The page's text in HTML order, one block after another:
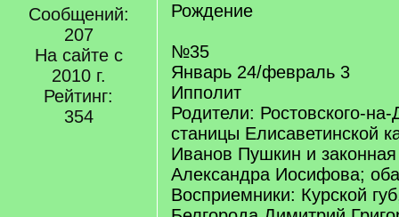
Сообщений:
207
На сайте с
2010 г.
Рейтинг:
354
Рождение
№35
Январь 24/февраль 3
Ипполит
Родители: Ростовского-на-
станицы Елисаветинской
Иванов Пушкин и
Александра Иосифова;
Восприемники: Курской